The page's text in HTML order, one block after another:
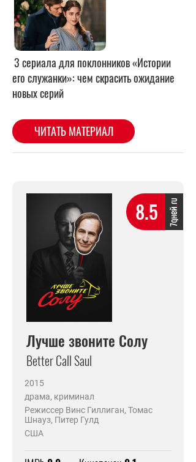
Лучше звоните Солу
Better Call Saul
2015
драма, криминал
Режиссер Винс Гиллиган, Томас
Шнауз, Питер Гулд
США
8.5